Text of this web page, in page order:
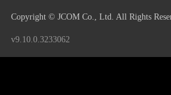
Copyright © JCOM Co., Ltd. All Rights
v9.10.0.3233062